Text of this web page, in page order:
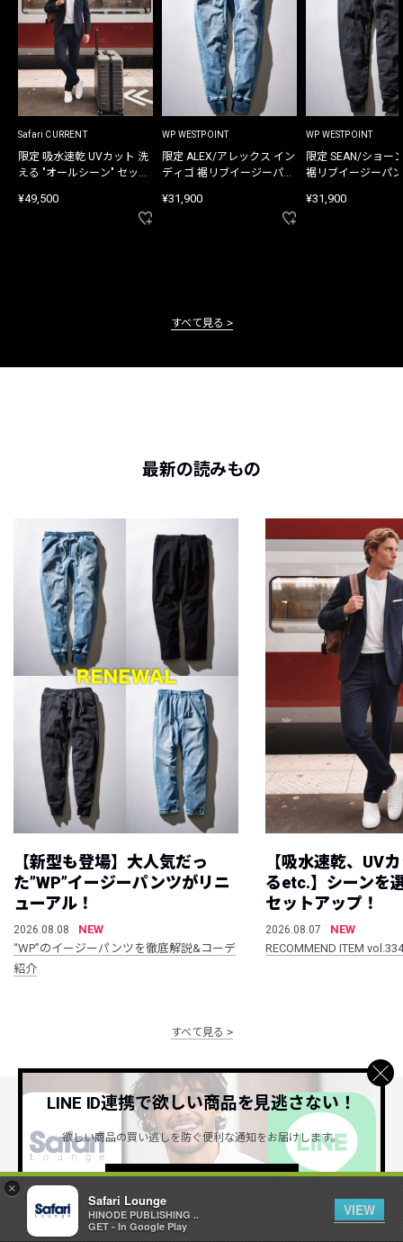
×
Safari Lounge
HINODE PUBLISHING ..
GET - In Google Play
VIEW
Safari CURRENT
限定 吸水速乾 UVカット 洗
える "オールシーン" セット
¥49,500
WP WESTPOINT
限定 ALEX/アレックス イン
ディゴ 裾リブイージーパン
¥31,900
WP WESTPOINT
限定 SEAN/ショー
裾リブイージーパ
¥31,900
すべて見る
最新の読みもの
【新型も登場】大人気だっ
た”WP”イージーパンツがリニ
ューアル！
2026.08.08
NEW
“WP”のイージーパンツを徹底解説&コーデ
紹介
【吸水速乾、UV
るetc.】シーンを
セットアップ！
2026.08.07
NEW
RECOMMEND ITEM vol.334
すべて見る
公式SNSアカウント
LINE ID連携で欲しい商品を見逃さない！
欲しい商品の買い逃しを防ぐ便利な通知をお届けします。
詳しくはこちら ＞